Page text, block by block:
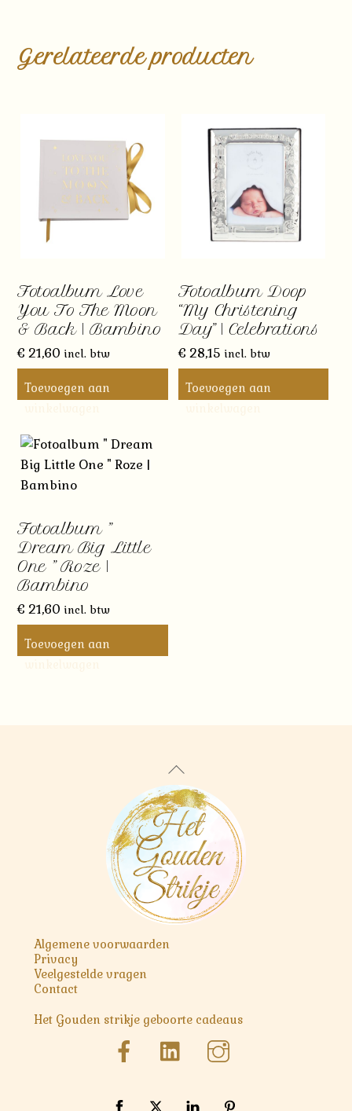
Gerelateerde producten
Fotoalbum Love
You To The Moon
& Back | Bambino
€ 21,60 incl. btw
Toevoegen aan
Fotoalbum Doop
“My Christening
Day” | Celebrations
€ 28,15 incl. btw
Toevoegen aan
Fotoalbum ”
Dream Big Little
One ” Roze |
Bambino
€ 21,60 incl. btw
Toevoegen aan
Back
To
Top
Algemene voorwaarden
Privacy
Veelgestelde vragen
Contact
Het Gouden strikje geboorte cadeaus